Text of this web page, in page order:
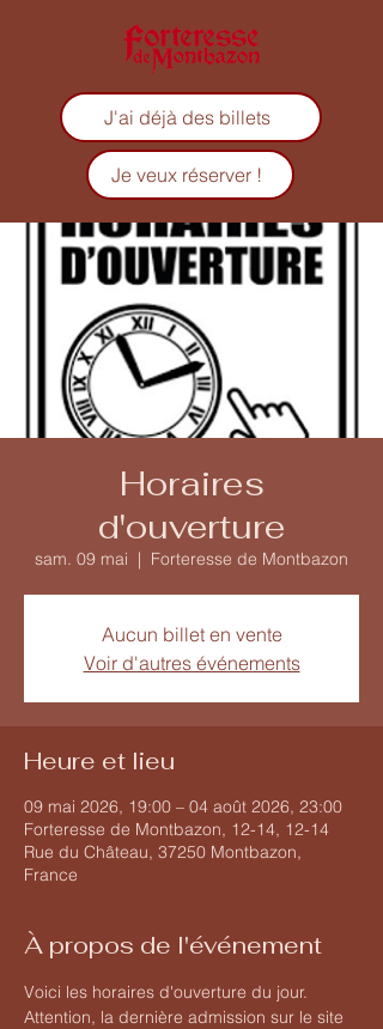
J'ai déjà des billets
Je veux réserver !
Horaires
d'ouverture
sam. 09 mai
  |
Forteresse de Montbazon
Aucun billet en vente
Voir d'autres événements
Heure et lieu
09 mai 2026, 19:00 – 04 août 2026, 23:00
Forteresse de Montbazon, 12-14, 12-14
Rue du Château, 37250 Montbazon,
France
À propos de l'événement
Voici les horaires d'ouverture du jour.
Attention, la dernière admission sur le site